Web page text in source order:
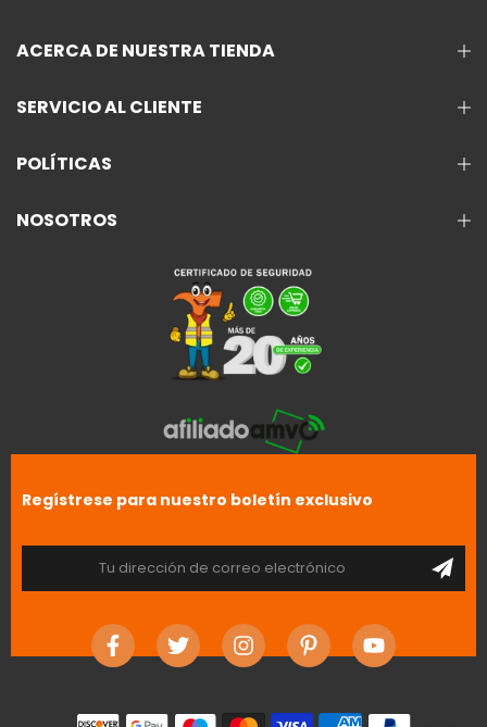
ACERCA DE NUESTRA TIENDA
SERVICIO AL CLIENTE
POLÍTICAS
NOSOTROS
Regístrese para nuestro boletín exclusivo